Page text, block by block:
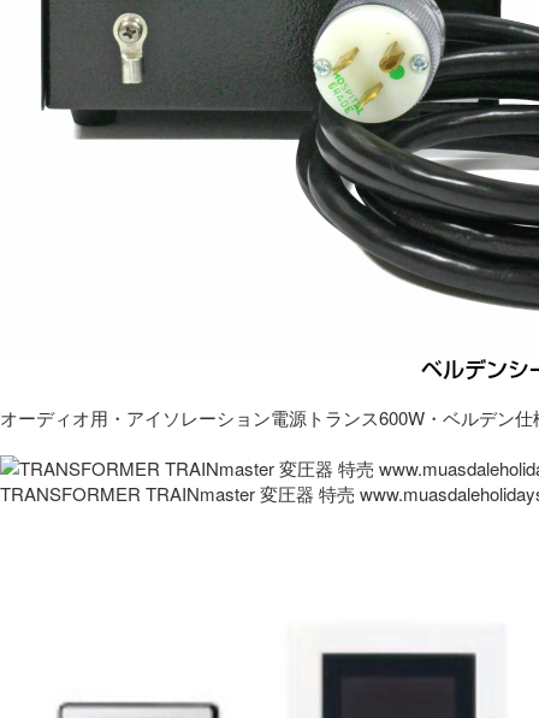
オーディオ用・アイソレーション電源トランス600W・ベルデン仕
TRANSFORMER TRAINmaster 変圧器 特売